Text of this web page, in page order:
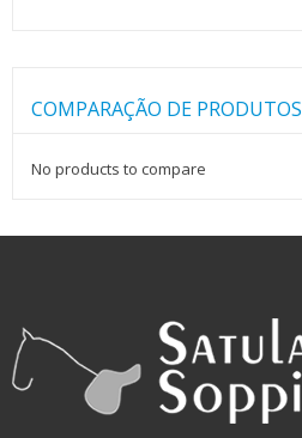
COMPARAÇÃO DE PRODUTOS
No products to compare